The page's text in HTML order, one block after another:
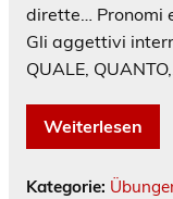
dirette… Pronomi
Gli aggettivi
QUALE,
Weiterlesen
Kategorie: